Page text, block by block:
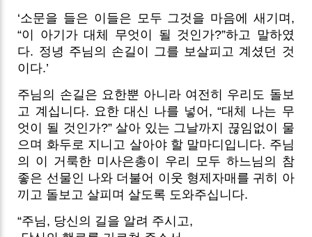
‘소문을 들은 이들은 모두 그것을 마음에 새기며,
“이 아기가 대체 무엇이 될 것인가?”하고 말하였
다. 정녕 주님의 손길이 그를 보살피고 계셨던 것
이다.’
주님의 손길은 요한뿐 아니라 여전히 우리도 돌보
고 계십니다. 요한 대신 나를 넣어, “대체 나는 무
엇이 될 것인가?” 살아 있는 그날까지 끊임없이 물
으며 화두로 지니고 살아야 할 말마디입니다. 주님
의 이 거룩한 미사은총이 우리 모두 하느님의 참
좋은 선물인 나와 더불어 이웃 형제자매를 귀히 아
끼고 돌보고 살피며 살도록 도와주십니다.
“주님, 당신의 길을 알려 주시고,